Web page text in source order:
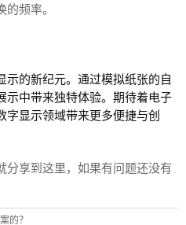
频率。
示的新纪元。通过模拟纸张的自
示中带来独特体验。期待着电子
字显示领域带来更多便捷与创
分享到这里，如果有问题还没有
的？